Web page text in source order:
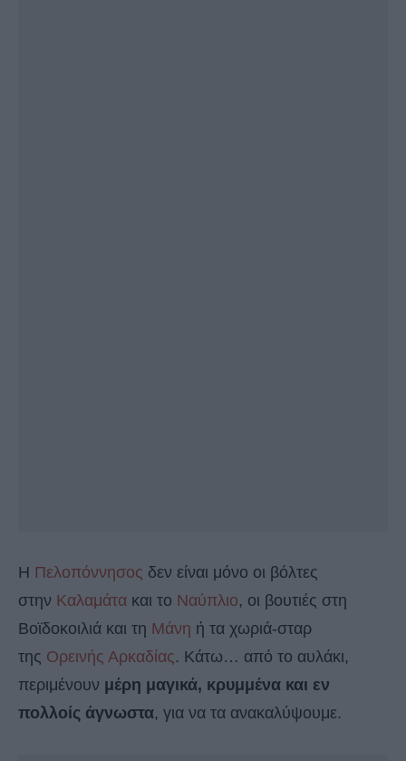
Η Πελοπόννησος δεν είναι μόνο οι βόλτες
στην Καλαμάτα και το Ναύπλιο, οι βουτιές στη
Βοϊδοκοιλιά και τη Μάνη ή τα χωριά-σταρ
της Ορεινής Αρκαδίας. Κάτω… από το αυλάκι,
περιμένουν μέρη μαγικά, κρυμμένα και εν
πολλοίς άγνωστα, για να τα ανακαλύψουμε.